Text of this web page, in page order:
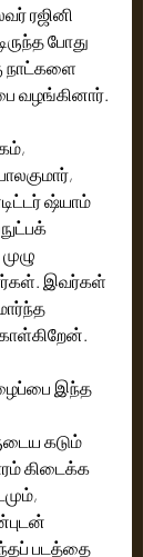
ரஜினி
போது
நாட்களை
வழங்கினார்.
ஷ்யாம்
இவர்கள்
இந்த
கடும்
கிடைக்க
படத்தை